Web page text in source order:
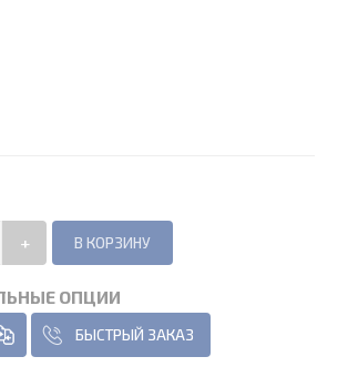
+
ОПЦИИ
БЫСТРЫЙ ЗАКАЗ